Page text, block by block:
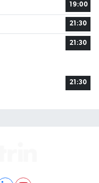
19:00
21:30
21:30
21:30